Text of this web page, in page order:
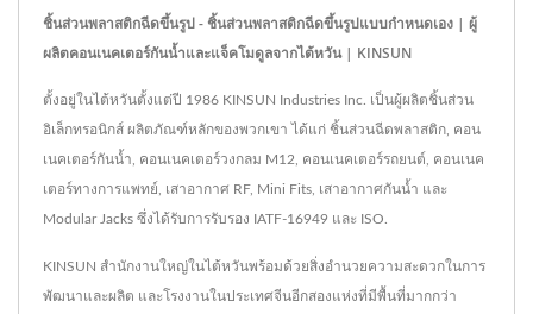
ชิ้นส่วนพลาสติกฉีดขึ้นรูป - ชิ้นส่วนพลาสติกฉีดขึ้นรูปแบบกำหนดเอง | ผู้
ผลิตคอนเนคเตอร์กันน้ำและแจ็คโมดูลจากไต้หวัน | KINSUN
ตั้งอยู่ในไต้หวันตั้งแต่ปี 1986 KINSUN Industries Inc. เป็นผู้ผลิตชิ้นส่วน
อิเล็กทรอนิกส์ ผลิตภัณฑ์หลักของพวกเขา ได้แก่ ชิ้นส่วนฉีดพลาสติก, คอน
เนคเตอร์กันน้ำ, คอนเนคเตอร์วงกลม M12, คอนเนคเตอร์รถยนต์, คอนเนค
เตอร์ทางการแพทย์, เสาอากาศ RF, Mini Fits, เสาอากาศกันน้ำ และ
Modular Jacks ซึ่งได้รับการรับรอง IATF-16949 และ ISO.
KINSUN สำนักงานใหญ่ในไต้หวันพร้อมด้วยสิ่งอำนวยความสะดวกในการ
พัฒนาและผลิต และโรงงานในประเทศจีนอีกสองแห่งที่มีพื้นที่มากกว่า